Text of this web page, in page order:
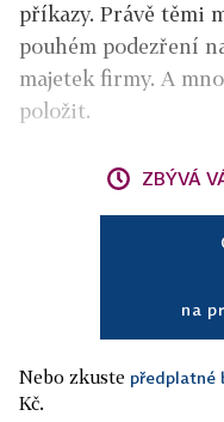
příkazy. Právě těmi
pouhém podezření
majetek firmy. A
položit.
ZBÝVÁ
na
Nebo zkuste předplatné
Kč.